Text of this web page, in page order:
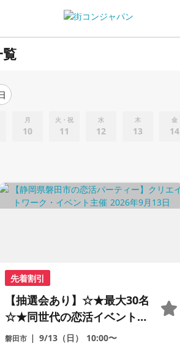
月
10
火・祝
11
水
12
木
13
金
14
先着割引
【抽選会あり】☆★最大30名
☆★同世代の恋活イベント！
【女性限定・早期予約特典】
磐田市 9/13（日） 10:00〜